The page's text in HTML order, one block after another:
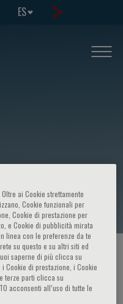
ES
/ ORADOR
ai Cookie strettamente
Cookie funzionali per
Cookie di prestazione per
e Cookie di pubblicità mirata
linea con le preferenze da te
su questo e su altri siti ed
saperne di più clicca su
Cookie di prestazione, i Cookie
terze parti clicca su
acconsenti all’uso di tutte le